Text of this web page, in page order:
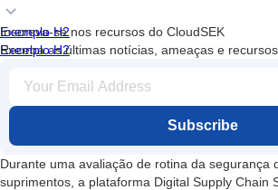
Exemplo H2
Exemplo H2
Inscreva-se nos recursos do CloudSEK
Receba as últimas notícias, ameaças e
Subscribe
Durante uma avaliação de rotina da segurança
suprimentos, a plataforma Digital Supply Chain